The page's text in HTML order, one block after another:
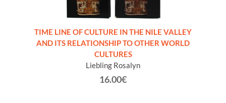
TIME LINE OF CULTURE IN THE NILE VALLEY
AND ITS RELATIONSHIP TO OTHER WORLD
CULTURES
Liebling Rosalyn
16.00€